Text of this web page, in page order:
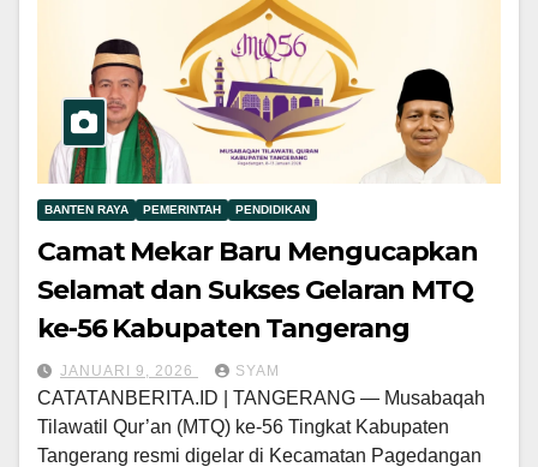
BANTEN RAYA PEMERINTAH PENDIDIKAN
Camat Mekar Baru Mengucapkan
Selamat dan Sukses Gelaran MTQ
ke-56 Kabupaten Tangerang
JANUARI 9, 2026 SYAM
CATATANBERITA.ID | TANGERANG — Musabaqah
Tilawatil Qur’an (MTQ) ke-56 Tingkat Kabupaten
Tangerang resmi digelar di Kecamatan Pagedangan